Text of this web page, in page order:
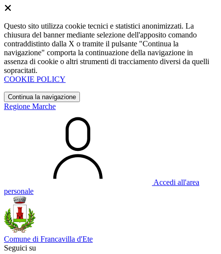
Questo sito utilizza cookie tecnici e statistici anonimizzati. La
chiusura del banner mediante selezione dell'apposito comando
contraddistinto dalla X o tramite il pulsante "Continua la
navigazione" comporta la continuazione della navigazione in
assenza di cookie o altri strumenti di tracciamento diversi da quelli
sopracitati.
COOKIE POLICY
Continua la navigazione
Regione Marche
Accedi all'area
personale
Comune di Francavilla d'Ete
Seguici su